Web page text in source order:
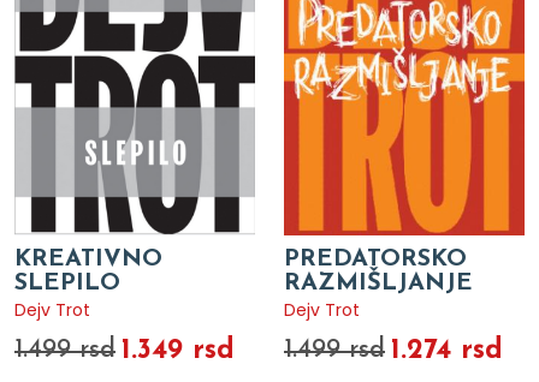
KREATIVNO
SLEPILO
Dejv Trot
1.499 rsd 1.349 rsd
PREDATORSKO
RAZMIŠLJANJE
Dejv Trot
1.499 rsd 1.274 rsd